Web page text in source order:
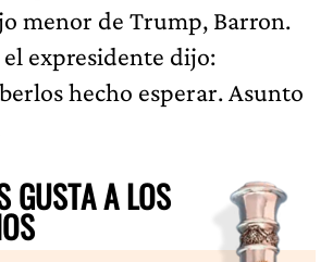
menor de Trump, Barron.
el expresidente dijo:
hecho esperar. Asunto
GUSTA A LOS